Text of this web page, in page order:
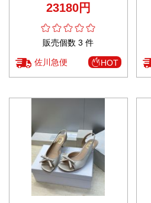
23180円
販売個数 3 件
佐川急便 HOT